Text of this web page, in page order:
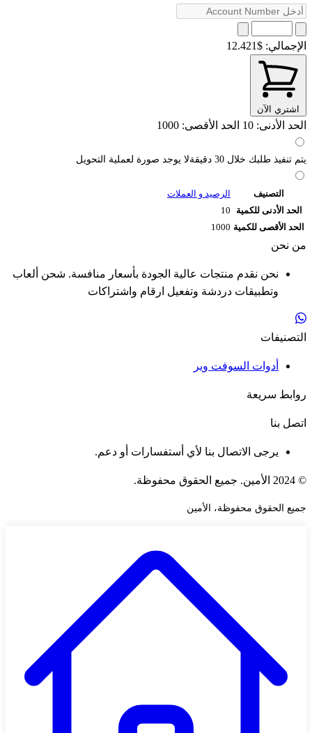
الإجمالي: $12.421
اشتري الآن
الحد الأدنى: 10 الحد الأقصى: 1000
يتم تنفيذ طلبك خلال 30 دقيقةلا يوجد صورة لعملية التحويل
التصنيف
الرصيد و العملات
الحد الأدنى للكمية
10
الحد الأقصى للكمية 1000
من نحن
نحن نقدم منتجات عالية الجودة بأسعار منافسة. شحن ألعاب
وتطبيقات دردشة وتفعيل ارقام واشتراكات
التصنيفات
أدوات السوفت وير
روابط سريعة
اتصل بنا
يرجى الاتصال بنا لأي أستفسارات أو دعم.
© 2024 الأمين. جميع الحقوق محفوظة.
جميع الحقوق محفوظة، الأمين